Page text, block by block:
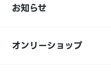
お知らせ
オンリーショップ